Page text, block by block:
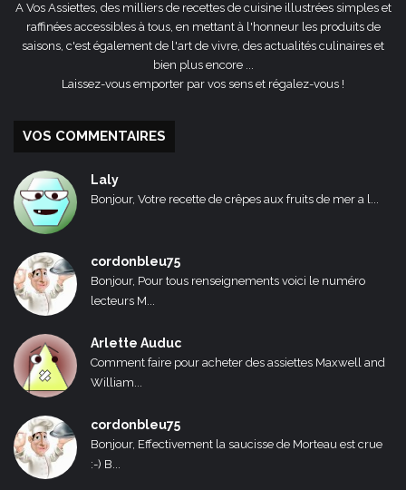
A Vos Assiettes, des milliers de recettes de cuisine illustrées simples et
raffinées accessibles à tous, en mettant à l'honneur les produits de
saisons, c'est également de l'art de vivre, des actualités culinaires et
bien plus encore ...
Laissez-vous emporter par vos sens et régalez-vous !
VOS COMMENTAIRES
Laly
Bonjour, Votre recette de crêpes aux fruits de mer a l...
cordonbleu75
Bonjour, Pour tous renseignements voici le numéro
lecteurs M...
Arlette Auduc
Comment faire pour acheter des assiettes Maxwell and
William...
cordonbleu75
Bonjour, Effectivement la saucisse de Morteau est crue
:-) B...